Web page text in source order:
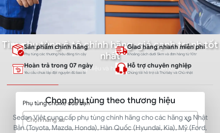
Tìm phụ tùng ô tô chính hãng, giá cạnh tranh tốt
nhất
Hàng trăm thương hiệu và hàng chục ngàn sản phẩm
Phụ tùng cho xe của bạn
Chọn hãng xe
Sản phẩm chính hãng
Phụ tùng các thương hiệu đáng tin cậy
Giao hàng nhanh miễn phí
Khoảng cách dưới 5km và đơn hàng từ 10tr
Hoàn trả trong 07 ngày
Yêu cầu chưa lắp đặt nguyên đủ bao bì
Hỗ trợ chuyên nghiệp
Chúng tôi hỗ trợ cả Thứ bảy và Chủ nhật
Chọn phụ tùng theo thương hiệu
Sedan Việt cung cấp phụ tùng chính hãng cho các hãng xe Nhật
Bản (Toyota, Mazda, Honda), Hàn Quốc (Hyundai, Kia), Mỹ (Ford,